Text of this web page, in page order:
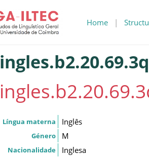
Home |
ingles.b2.20.69.3q
Língua materna Inglês
Género M
Nacionalidade Inglesa